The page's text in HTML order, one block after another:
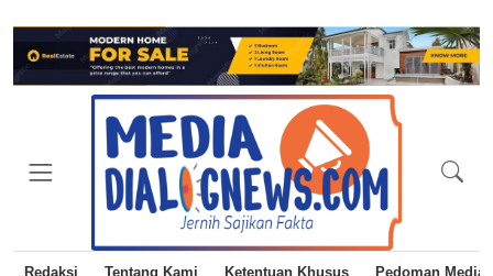
Redaksi Tentang Kami Ketentuan Khusus Pedoman Media